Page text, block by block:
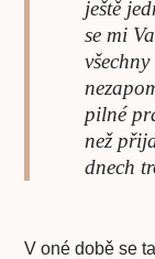
ještě
se mi
pilné
než
dnech
V oné době se